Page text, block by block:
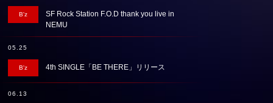
B'z
SF Rock Station F.O.D thank you live in
NEMU
05.25
B'z 4th SINGLE「BE THERE」リリース
06.13